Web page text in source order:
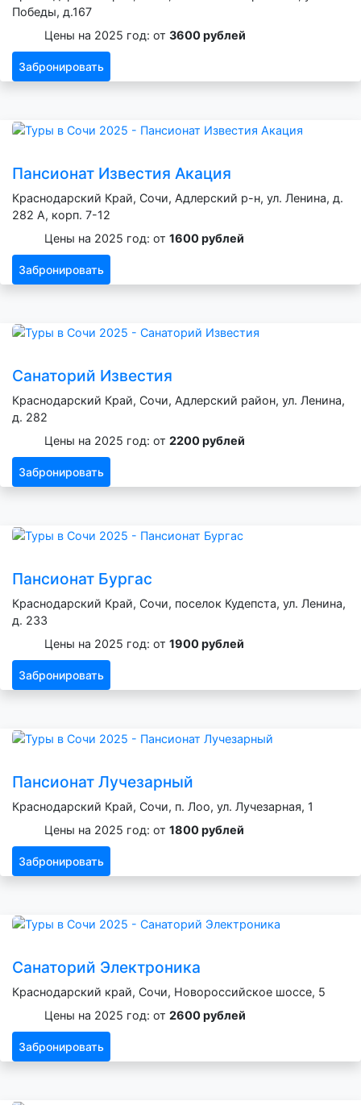
Победы, д.167
Цены на 2025 год: от 3600 рублей
Забронировать
Пансионат Известия Акация
Краснодарский Край, Сочи, Адлерский р-н, ул. Ленина, д.
282 А, корп. 7-12
Цены на 2025 год: от 1600 рублей
Забронировать
Санаторий Известия
Краснодарский Край, Сочи, Адлерский район, ул. Ленина,
д. 282
Цены на 2025 год: от 2200 рублей
Забронировать
Пансионат Бургас
Краснодарский Край, Сочи, поселок Кудепста, ул. Ленина,
д. 233
Цены на 2025 год: от 1900 рублей
Забронировать
Пансионат Лучезарный
Краснодарский Край, Сочи, п. Лоо, ул. Лучезарная, 1
Цены на 2025 год: от 1800 рублей
Забронировать
Санаторий Электроника
Краснодарский край, Сочи, Новороссийское шоссе, 5
Цены на 2025 год: от 2600 рублей
Забронировать